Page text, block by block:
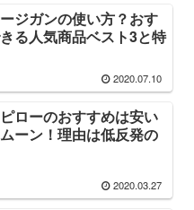
ジガンの使い方？おす
る人気商品ベスト3と特
2020.07.10
ローのおすすめは安い
ーン！理由は低反発の
2020.03.27